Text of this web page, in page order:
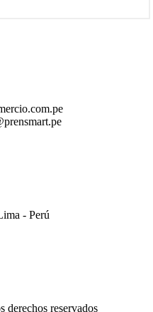
- Perú
derechos reservados